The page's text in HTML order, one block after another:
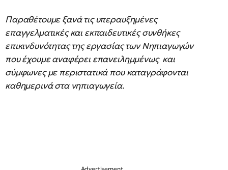
Παραθέτουμε ξανά τις υπεραυξημένες
επαγγελματικές και εκπαιδευτικές συνθήκες
επικινδυνότητας της εργασίας των Νηπιαγωγών
που έχουμε αναφέρει επανειλημμένως και
σύμφωνες με περιστατικά που καταγράφονται
καθημερινά στα νηπιαγωγεία.